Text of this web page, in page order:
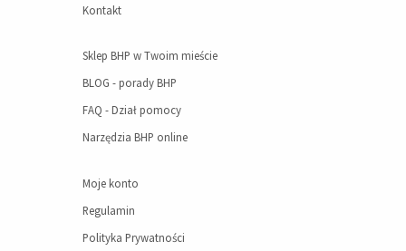
Kontakt
Sklep BHP w Twoim mieście
BLOG - porady BHP
FAQ - Dział pomocy
Narzędzia BHP online
Moje konto
Regulamin
Polityka Prywatności